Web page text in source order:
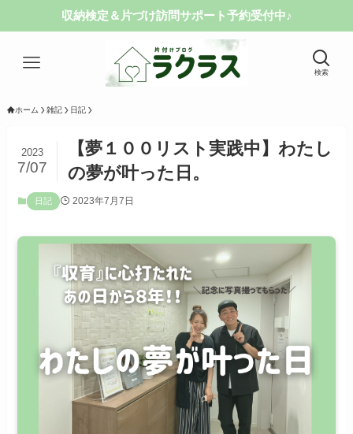
検定＆片づけ訪問サポート予約受付中♪
検索
ホーム 雑記 日記
【夢１００リスト実践中】わたし
の夢が叶った日。
2023
7/07
日記 2023年7月7日